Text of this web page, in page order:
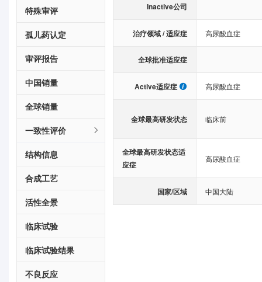
特殊审评
孤儿药认定
审评报告
中国销量
全球销量
一致性评价
结构信息
合成工艺
活性全景
临床试验
临床试验结果
不良反应
Inactive公司
治疗领域 / 适应症 高尿酸血症
全球批准适应症
Active适应症 高尿酸血症
全球最高研发状态 临床前
全球最高研发状态适
应症
高尿酸血症
国家/区域 中国大陆